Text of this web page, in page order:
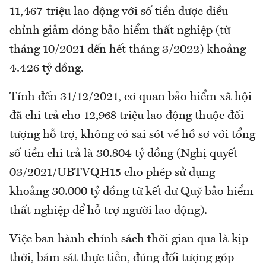
11,467 triệu lao động với số tiền được điều
chỉnh giảm đóng bảo hiểm thất nghiệp (từ
tháng 10/2021 đến hết tháng 3/2022) khoảng
4.426 tỷ đồng.
Tính đến 31/12/2021, cơ quan bảo hiểm xã hội
đã chi trả cho 12,968 triệu lao động thuộc đối
tượng hỗ trợ, không có sai sót về hồ sơ với tổng
số tiền chi trả là 30.804 tỷ đồng (Nghị quyết
03/2021/UBTVQH15 cho phép sử dụng
khoảng 30.000 tỷ đồng từ kết dư Quỹ bảo hiểm
thất nghiệp để hỗ trợ người lao động).
Việc ban hành chính sách thời gian qua là kịp
thời, bám sát thực tiễn, đúng đối tượng góp